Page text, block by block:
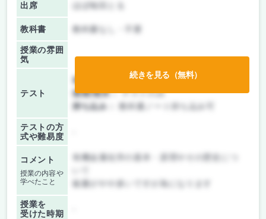
出席 ほぼ毎回とる
教科書 教科書なし・不要
授業の雰囲
気
テスト
前期/中間：
テストのみ
後期/期末：テストのみ
持ち込み：
教科書ノート持ち込み可
テストの方
式や難易度
コメント
授業の内容や
学べたこと
有機金属化学の基本・原理やその歴史につ
板書がやや多いですが為になります
授業を
受けた時期
続きを見る（無料）